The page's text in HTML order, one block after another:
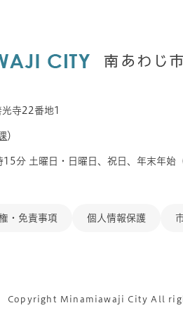
寺22番地1
）
分 土曜日・日曜日、祝日、年末年始
・免責事項 個人情報保護
Copyright Minamiawaji City All